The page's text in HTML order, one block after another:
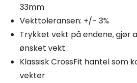
33mm
Vekttoleransen: +/- 3%
Trykket vekt på endene, gjør
ønsket vekt
Klassisk CrossFit hantel som
vekter